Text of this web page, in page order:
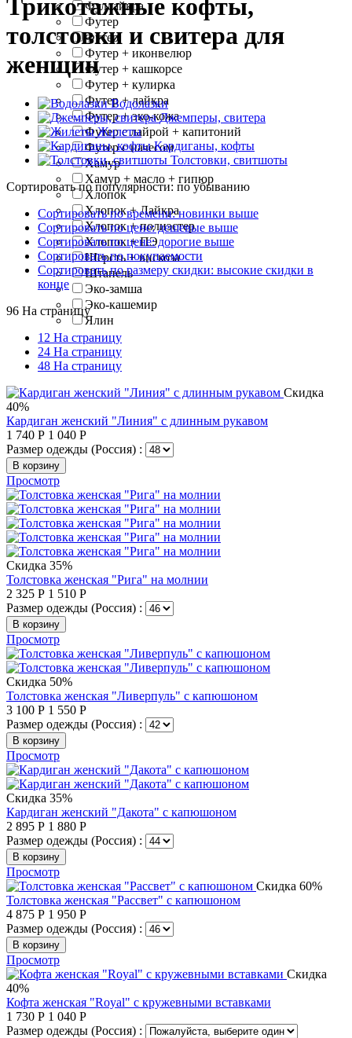
Фуллайкра
Футер
Футер
Футер + иконвелюр
Футер + кашкорсе
Футер + кулирка
Футер + лайкра
Футер + эко-кожа
Футер с лайрой + капитоний
Футер с начесом
Хамур
Хамур + масло + гипюр
Хлопок
Хлопок + Лайкра
Хлопок + полиэстер
Хлопок + ПЭ
Шерсть + вискоза
Штапель
Эко-замша
Эко-кашемир
Ялин
Трикотажные кофты,
толстовки и свитера для
женщин
Водолазки
Джемперы, свитера
Жилеты
Кардиганы, кофты
Толстовки, свитшоты
Сортировать по популярности: по убыванию
Сортировать по времени: новинки выше
Сортировать по цене: дешевые выше
Сортировать по цене: дорогие выше
Сортировать по покупаемости
Сортировать по размеру скидки: высокие скидки в
конце
96 На страницу
12 На страницу
24 На страницу
48 На страницу
Скидка
40%
Кардиган женский "Линия" с длинным рукавом
1 740 Р 1 040 Р
Размер одежды (Россия) :
В корзину
Просмотр
Скидка 35%
Толстовка женская "Рига" на молнии
2 325 Р 1 510 Р
Размер одежды (Россия) :
В корзину
Просмотр
Скидка 50%
Толстовка женская "Ливерпуль" с капюшоном
3 100 Р 1 550 Р
Размер одежды (Россия) :
В корзину
Просмотр
Скидка 35%
Кардиган женский "Дакота" с капюшоном
2 895 Р 1 880 Р
Размер одежды (Россия) :
В корзину
Просмотр
Скидка 60%
Толстовка женская "Рассвет" с капюшоном
4 875 Р 1 950 Р
Размер одежды (Россия) :
В корзину
Просмотр
Скидка
40%
Кофта женская "Royal" с кружевными вставками
1 730 Р 1 040 Р
Размер одежды (Россия) :